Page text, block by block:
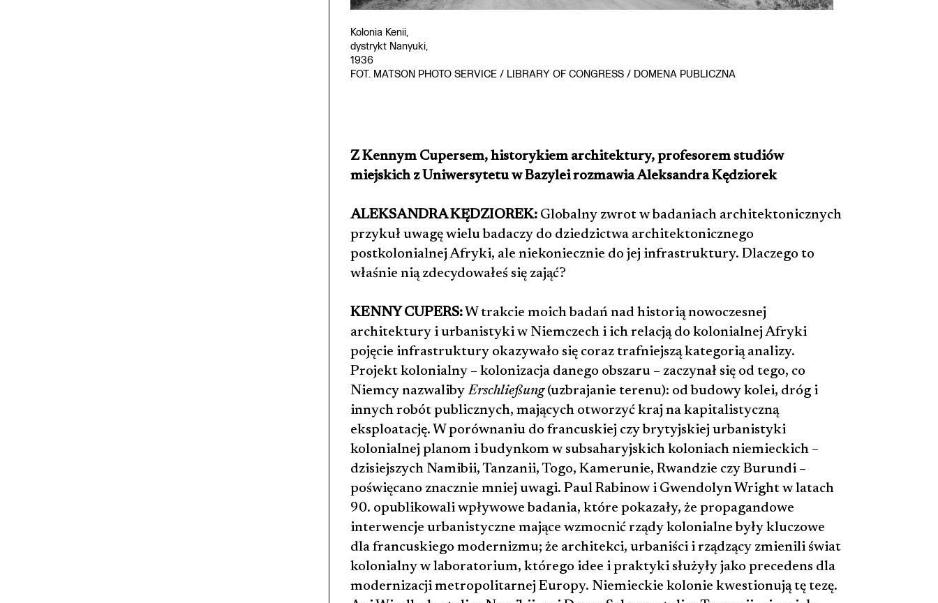
Kolonia Kenii,
dystrykt Nanyuki,
1936
FOT. MATSON PHOTO SERVICE / LIBRARY OF CONGRESS / DOMENA PUBLICZNA
Z Kennym Cupersem, historykiem architektury, profesorem studiów
miejskich z Uniwersytetu w Bazylei rozmawia Aleksandra Kędziorek
ALEKSANDRA KĘDZIOREK: Globalny zwrot w badaniach architektonicznych
przykuł uwagę wielu badaczy do dziedzictwa architektonicznego
postkolonialnej Afryki, ale niekoniecznie do jej infrastruktury. Dlaczego to
właśnie nią zdecydowałeś się zająć?
KENNY CUPERS: W trakcie moich badań nad historią nowoczesnej
architektury i urbanistyki w Niemczech i ich relacją do kolonialnej Afryki
pojęcie infrastruktury okazywało się coraz trafniejszą kategorią analizy.
Projekt kolonialny – kolonizacja danego obszaru – zaczynał się od tego, co
Niemcy nazwaliby Erschließung(uzbrajanie terenu): od budowy kolei, dróg i
innych robót publicznych, mających otworzyć kraj na kapitalistyczną
eksploatację. W porównaniu do francuskiej czy brytyjskiej urbanistyki
kolonialnej planom i budynkom w subsaharyjskich koloniach niemieckich –
dzisiejszych Namibii, Tanzanii, Togo, Kamerunie, Rwandzie czy Burundi –
poświęcano znacznie mniej uwagi. Paul Rabinow i Gwendolyn Wright w latach
90. opublikowali wpływowe badania, które pokazały, że propagandowe
interwencje urbanistyczne mające wzmocnić rządy kolonialne były kluczowe
dla francuskiego modernizmu; że architekci, urbaniści i rządzący zmienili świat
kolonialny w laboratorium, którego idee i praktyki służyły jako precedens dla
modernizacji metropolitarnej Europy. Niemieckie kolonie kwestionują tę tezę.